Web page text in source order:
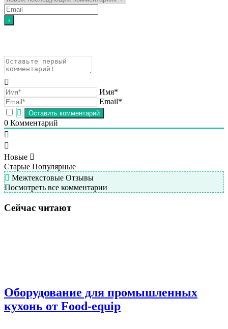
Имя*
Email*
0 Комментарий
Новые
Старые Популярные
Межтекстовые Отзывы
Посмотреть все комментарии
Сейчас читают
Оборудование для промышленных
кухонь от Food-equip